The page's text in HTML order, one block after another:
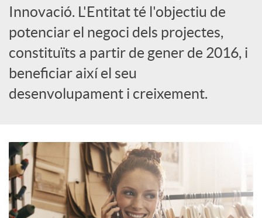
o
c
i
l
s
Innovació. L'Entitat té l'objectiu de
potenciar el negoci dels projectes,
constituïts a partir de gener de 2016, i
beneficiar així el seu
desenvolupament i creixement.